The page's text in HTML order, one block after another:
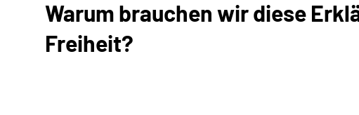
Warum brauchen wir diese
Freiheit?